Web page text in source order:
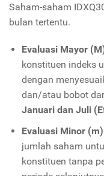
Saham-saham
bulan tertentu.
Evaluasi Mayor
konstituen indeks
dengan
dan/atau bobot
Januari dan Juli
Evaluasi Minor
jumlah saham
konstituen tanpa